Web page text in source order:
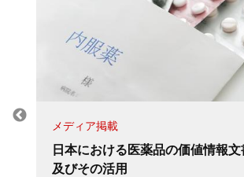
メディア掲載
日本における医薬品の価値情報
及びその活用